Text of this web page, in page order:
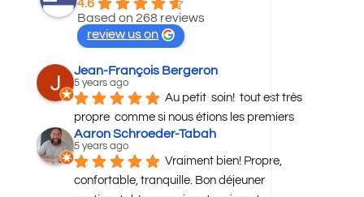
Auberge Motel Drakkar
4.6
Based on 268 reviews
Jean-François Bergeron
5 years ago
Au petit  soin!  tout est très
propre  comme si nous étions les premiers
Aaron Schroeder-Tabah
5 years ago
Vraiment bien! Propre,